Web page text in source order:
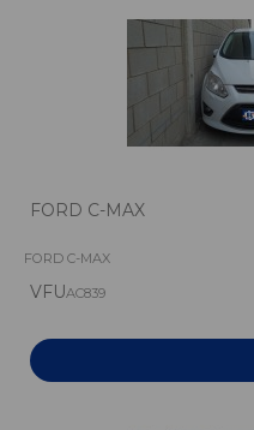
FORD C-MAX
FORD C-MAX
VFUAC839